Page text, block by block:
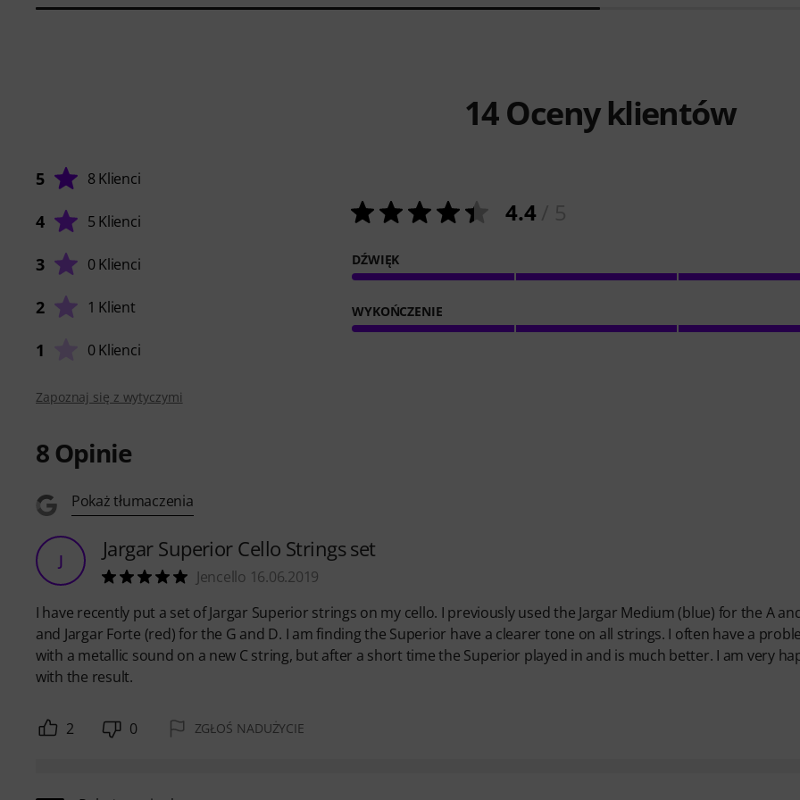
14Oceny klientów
5 8 Klienci
4 5 Klienci
3 0 Klienci
2 1 Klient
1 0 Klienci
4.4/ 5
DŹWIĘK
WYKOŃCZENIE
Zapoznaj się z wytyczymi
8Opinie
Pokaż tłumaczenia
J Jargar Superior Cello Strings set
Jencello 16.06.2019
I have recently put a set of Jargar Superior strings on my cello. I previously used the Jargar Medium (blue) for the A
and Jargar Forte (red) for the G and D. I am finding the Superior have a clearer tone on all strings. I often have a
with a metallic sound on a new C string, but after a short time the Superior played in and is much better. I am very
with the result.
2 0 ZGŁOŚ NADUŻYCIE